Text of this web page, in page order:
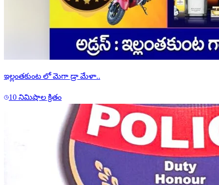
ఇల్లంతకుంట లో మెగా డ్రా మేళా..
10 నిమిషాల క్రితం